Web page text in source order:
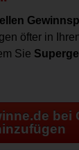
öfter in
Sie
bei